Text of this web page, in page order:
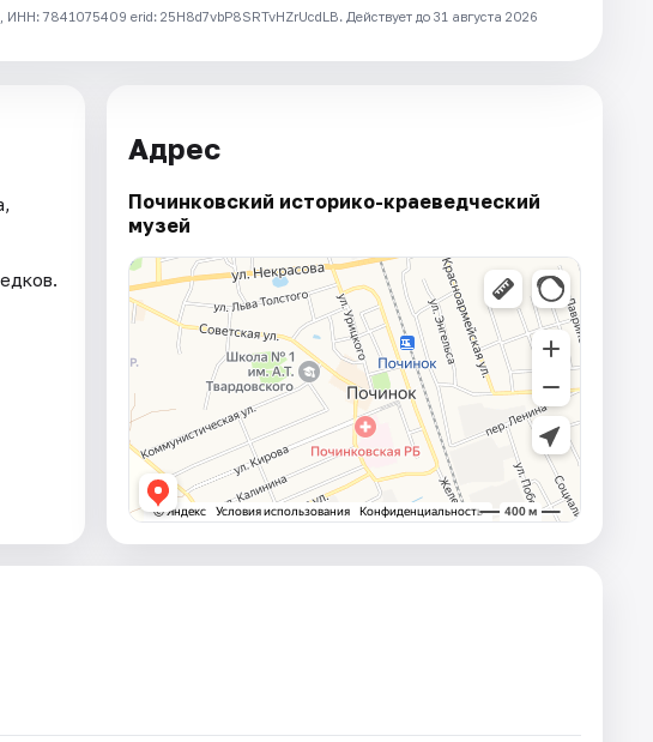
7841075409 erid: 25H8d7vbP8SRTvHZrUcdLB. Действует до 31 августа 2026
Адрес
Починковский историко-краеведческий
музей